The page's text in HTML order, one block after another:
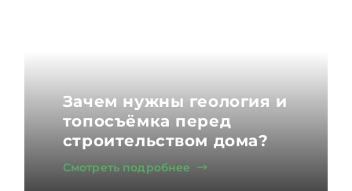
Зачем нужны геология и
топосъёмка перед
строительством дома?
Смотреть подробнее